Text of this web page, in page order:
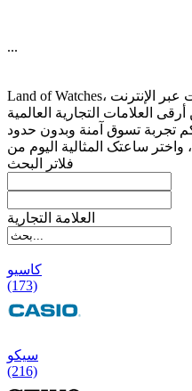
...
فلاتر البحث
العلامة التجارية
کاسیو
(173)
سیکو
(216)